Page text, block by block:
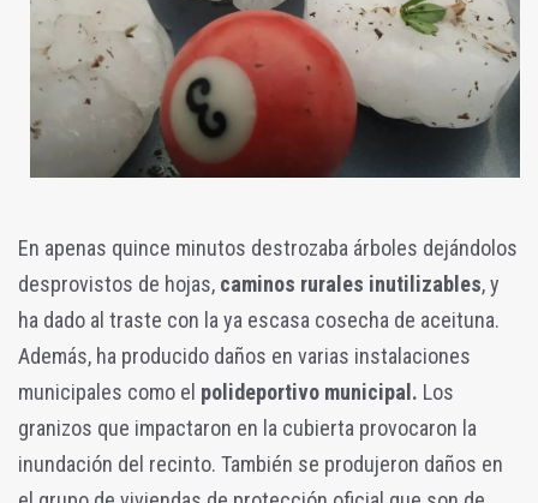
En apenas quince minutos destrozaba árboles dejándolos
desprovistos de hojas, caminos rurales inutilizables, y
ha dado al traste con la ya escasa cosecha de aceituna.
Además, ha producido daños en varias instalaciones
municipales como el polideportivo municipal. Los
granizos que impactaron en la cubierta provocaron la
inundación del recinto. También se produjeron daños en